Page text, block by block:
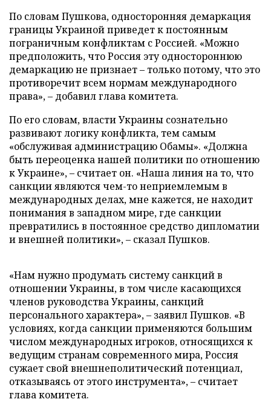
По словам Пушкова, односторонняя демаркация
границы Украиной приведет к постоянным
пограничным конфликтам с Россией. «Можно
предположить, что Россия эту одностороннюю
демаркацию не признает – только потому, что это
противоречит всем нормам международного
права», – добавил глава комитета.
По его словам, власти Украины сознательно
развивают логику конфликта, тем самым
«обслуживая администрацию Обамы». «Должна
быть переоценка нашей политики по отношению
к Украине», – считает он. «Наша линия на то, что
санкции являются чем-то неприемлемым в
международных делах, мне кажется, не находит
понимания в западном мире, где санкции
превратились в постоянное средство дипломатии
и внешней политики», – сказал Пушков.
«Нам нужно продумать систему санкций в
отношении Украины, в том числе касающихся
членов руководства Украины, санкций
персонального характера», – заявил Пушков. «В
условиях, когда санкции применяются большим
числом международных игроков, относящихся к
ведущим странам современного мира, Россия
сужает свой внешнеполитический потенциал,
отказываясь от этого инструмента», – считает
глава комитета.